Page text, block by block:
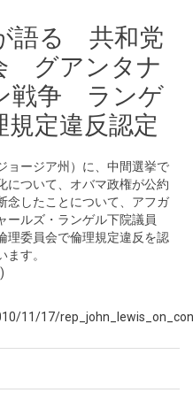
語る 共和党
グアンタナ
戦争 ランゲ
定違反認定
ョージア州）に、中間選挙で
について、オバマ政権が公約
念したことについて、アフガ
ールズ・ランゲル下院議員
理委員会で倫理規定違反を認
す。
11/17/